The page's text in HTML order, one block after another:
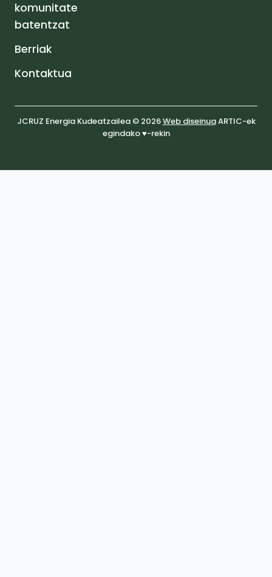
komunitate
batentzat
Berriak
Kontaktua
JCRUZ Energia Kudeatzailea © 2026Web diseinuaARTIC-ek
egindako ♥️-rekin